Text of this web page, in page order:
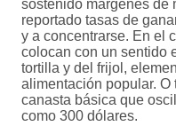
sostenido margenes de
reportado tasas de
y a concentrarse. En el
colocan con un sentido
tortilla y del frijol,
alimentación popular.
canasta básica que
como 300 dólares.